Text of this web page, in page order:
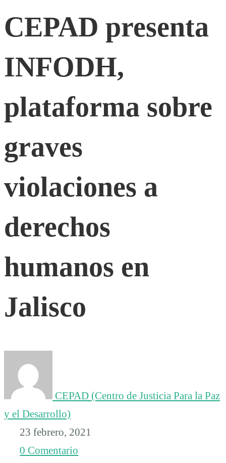
INFODH,
plataforma
sobre
graves
violaciones
a
derechos
humanos
Jalisco
CEPAD presenta
INFODH,
plataforma sobre
graves
violaciones a
derechos
humanos en
Jalisco
CEPAD (Centro de Justicia Para la Paz
y el Desarrollo)
23 febrero, 2021
0 Comentario